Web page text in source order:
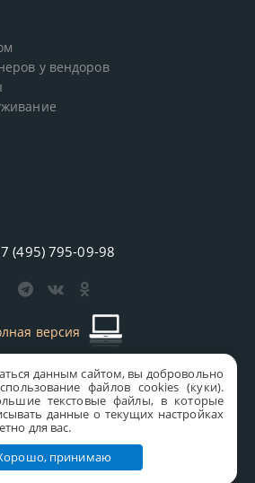
данным сайтом, вы добровольно
файлов cookies (куки).
текстовые файлы, в которые
данные о текущих настройках
для вас.
принимаю
у вендоров
(495) 795-09-98
версия
версия сайтаMICS
1997-2026 MICS Distribution Company
информация